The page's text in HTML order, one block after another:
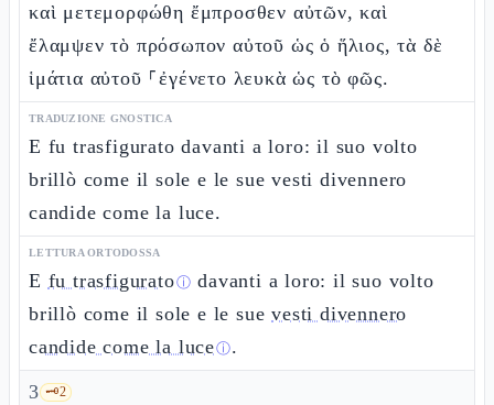
καὶ μετεμορφώθη ἔμπροσθεν αὐτῶν, καὶ
ἔλαμψεν τὸ πρόσωπον αὐτοῦ ὡς ὁ ἥλιος, τὰ δὲ
ἱμάτια αὐτοῦ ⸀ἐγένετο λευκὰ ὡς τὸ φῶς.
TRADUZIONE GNOSTICA
E fu trasfigurato davanti a loro: il suo volto
brillò come il sole e le sue vesti divennero
candide come la luce.
LETTURA ORTODOSSA
E fu trasfiguratoⓘ davanti a loro: il suo volto
brillò come il sole e le suevesti divennero
candide come la luceⓘ.
3 🗝️2